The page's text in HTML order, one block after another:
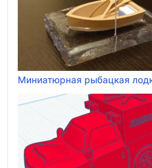
Миниатюрная рыбацкая